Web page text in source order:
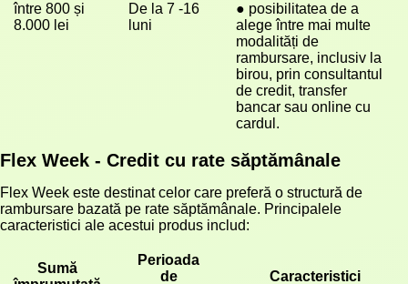
între 800 și
8.000 lei
De la 7 -16
luni
● posibilitatea de a
alege între mai multe
modalități de
rambursare, inclusiv la
birou, prin consultantul
de credit, transfer
bancar sau online cu
cardul.
Flex Week - Credit cu rate săptămânale
Flex Week este destinat celor care preferă o structură de
rambursare bazată pe rate săptămânale. Principalele
caracteristici ale acestui produs includ:
Sumă
Perioada
de
Caracteristici